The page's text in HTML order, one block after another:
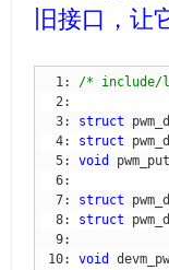
旧接口，让
  1:
/* include/
  3:
struct
  4:
struct
  5:
void
  7:
struct
  8:
struct
10: void